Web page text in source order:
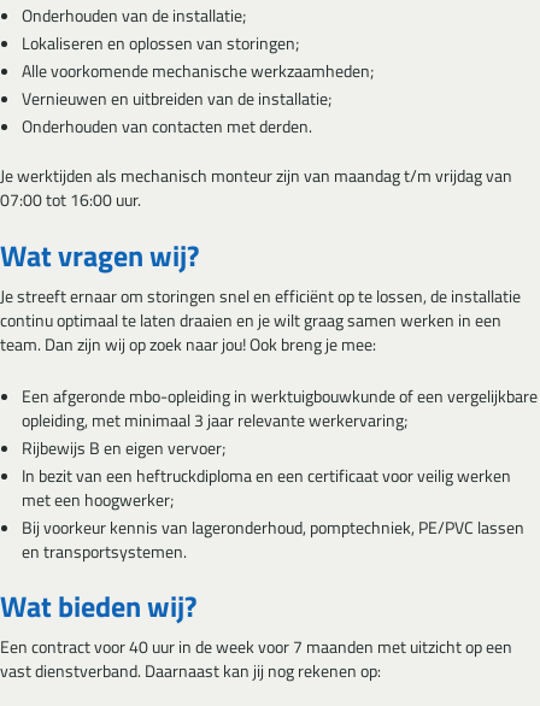
Onderhouden van de installatie;
Lokaliseren en oplossen van storingen;
Alle voorkomende mechanische werkzaamheden;
Vernieuwen en uitbreiden van de installatie;
Onderhouden van contacten met derden.
Je werktijden als mechanisch monteur zijn van maandag t/m vrijdag van
07:00 tot 16:00 uur.
Wat vragen wij?
Je streeft ernaar om storingen snel en efficiënt op te lossen, de installatie
continu optimaal te laten draaien en je wilt graag samen werken in een
team. Dan zijn wij op zoek naar jou! Ook breng je mee:
Een afgeronde mbo-opleiding in werktuigbouwkunde of een vergelijkbare
opleiding, met minimaal 3 jaar relevante werkervaring;
Rijbewijs B en eigen vervoer;
In bezit van een heftruckdiploma en een certificaat voor veilig werken
met een hoogwerker;
Bij voorkeur kennis van lageronderhoud, pomptechniek, PE/PVC lassen
en transportsystemen.
Wat bieden wij?
Een contract voor 40 uur in de week voor 7 maanden met uitzicht op een
vast dienstverband. Daarnaast kan jij nog rekenen op: